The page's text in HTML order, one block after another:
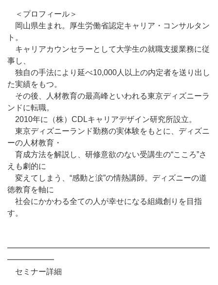
＜プロフィール＞
岡山県生まれ。厚生労働省認定キャリア・コンサルタン
ト。
キャリアカウンセラーとして大学生の就職支援業務に従
事し、
独自の手法により延べ10,000人以上の内定者を送り出し
た実績をもつ。
その後、人材教育の最高峰といわれる東京ディズニーラ
ンドに転職。
2010年に（株）CDLキャリアデザイン研究所設立。
東京ディズニーランド勤務の実体験をもとに、ディズニ
ーの人材教育・
育成方法を解説し、研修意欲のない受講生の“こころ”さ
えも劇的に
変えてしまう、“感動と涙”の情熱講師。ディズニーの道
徳教育を軸に
社会にかかわる全ての人が幸せになる組織創りを目指
す。
━━━━━━━━━━━━━━━━━━━━━━━━━━
━━━━━━
セミナー詳細